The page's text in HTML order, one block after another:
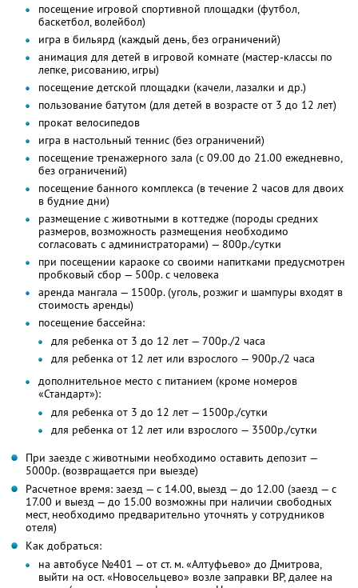
посещение игровой спортивной площадки (футбол,
баскетбол, волейбол)
игра в бильярд (каждый день, без ограничений)
анимация для детей в игровой комнате (мастер-классы по
лепке, рисованию, игры)
посещение детской площадки (качели, лазалки и др.)
пользование батутом (для детей в возрасте от 3 до 12 лет)
прокат велосипедов
игра в настольный теннис (без ограничений)
посещение тренажерного зала (с 09.00 до 21.00 ежедневно,
без ограничений)
посещение банного комплекса (в течение 2 часов для двоих
в будние дни)
размещение с животными в коттедже (породы средних
размеров, возможность размещения необходимо
согласовать с администраторами) — 800р./сутки
при посещении караоке со своими напитками предусмотрен
пробковый сбор — 500р. с человека
аренда мангала — 1500р. (уголь, розжиг и шампуры входят в
стоимость аренды)
посещение бассейна:
для ребенка от 3 до 12 лет — 700р./2 часа
для ребенка от 12 лет или взрослого — 900р./2 часа
дополнительное место с питанием (кроме номеров
«Стандарт»):
для ребенка от 3 до 12 лет — 1500р./сутки
для ребенка от 12 лет или взрослого — 3500р./сутки
При заезде с животными необходимо оставить депозит —
5000р. (возвращается при выезде)
Расчетное время: заезд — с 14.00, выезд — до 12.00 (заезд — с
17.00 и выезд — до 15.00 возможны при наличии свободных
мест, необходимо предварительно уточнять у сотрудников
отеля)
Как добраться:
на автобусе №401 — от ст. м. «Алтуфьево» до Дмитрова,
выйти на ост. «Новосельцево» возле заправки BP, далее на